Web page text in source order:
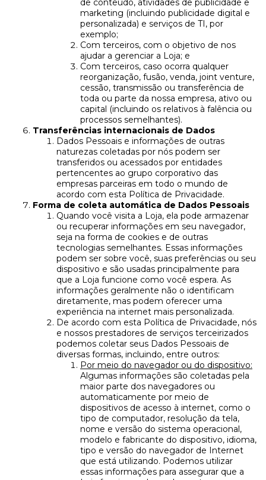
marketing (incluindo publicidade digital e
personalizada) e serviços de TI, por
exemplo;
Com terceiros, com o objetivo de nos
ajudar a gerenciar a Loja; e
Com terceiros, caso ocorra qualquer
reorganização, fusão, venda, joint venture,
cessão, transmissão ou transferência de
toda ou parte da nossa empresa, ativo ou
capital (incluindo os relativos à falência ou
processos semelhantes).
Transferências internacionais de Dados
Dados Pessoais e informações de outras
naturezas coletadas por nós podem ser
transferidos ou acessados por entidades
pertencentes ao grupo corporativo das
empresas parceiras em todo o mundo de
acordo com esta Política de Privacidade.
Forma de coleta automática de Dados Pessoais
Quando você visita a Loja, ela pode armazenar
ou recuperar informações em seu navegador,
seja na forma de cookies e de outras
tecnologias semelhantes. Essas informações
podem ser sobre você, suas preferências ou seu
dispositivo e são usadas principalmente para
que a Loja funcione como você espera. As
informações geralmente não o identificam
diretamente, mas podem oferecer uma
experiência na internet mais personalizada.
De acordo com esta Política de Privacidade, nós
e nossos prestadores de serviços terceirizados
podemos coletar seus Dados Pessoais de
diversas formas, incluindo, entre outros:
Por meio do navegador ou do dispositivo:
Algumas informações são coletadas pela
maior parte dos navegadores ou
automaticamente por meio de
dispositivos de acesso à internet, como o
tipo de computador, resolução da tela,
nome e versão do sistema operacional,
modelo e fabricante do dispositivo, idioma,
tipo e versão do navegador de Internet
que está utilizando. Podemos utilizar
essas informações para assegurar que a